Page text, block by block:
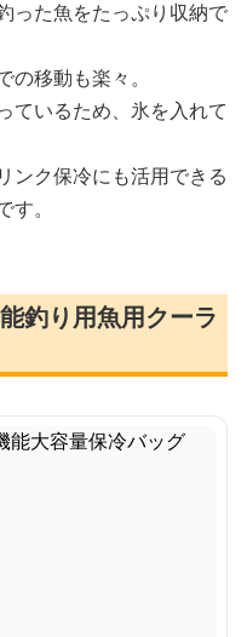
った魚をたっぷり収納で
移動も楽々。
ているため、氷を入れて
ンク保冷にも活用できる
。
釣り用魚用クーラ